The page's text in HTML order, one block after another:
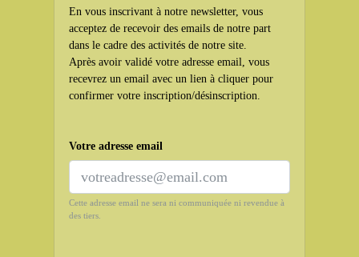
En vous inscrivant à notre newsletter, vous
acceptez de recevoir des emails de notre part
dans le cadre des activités de notre site.
Après avoir validé votre adresse email, vous
recevrez un email avec un lien à cliquer pour
confirmer votre inscription/désinscription.
Votre adresse email
Cette adresse email ne sera ni communiquée ni revendue à
des tiers.